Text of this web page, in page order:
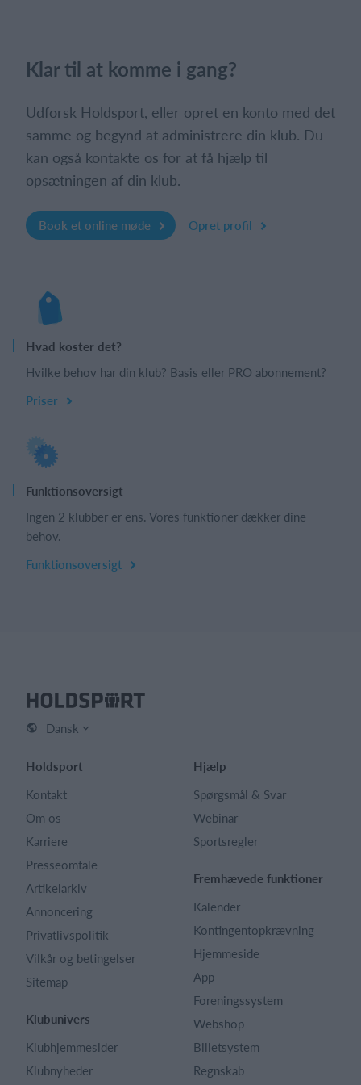
Klar til at komme i gang?
Udforsk Holdsport, eller opret en konto med det
samme og begynd at administrere din klub. Du
kan også kontakte os for at få hjælp til
opsætningen af din klub.
Book et online møde Opret profil
Hvad koster det?
Hvilke behov har din klub? Basis eller PRO abonnement?
Priser
Funktionsoversigt
Ingen 2 klubber er ens. Vores funktioner dækker dine
behov.
Funktionsoversigt
Dansk
Holdsport
Kontakt
Om os
Karriere
Presseomtale
Artikelarkiv
Annoncering
Privatlivspolitik
Vilkår og betingelser
Sitemap
Klubunivers
Klubhjemmesider
Klubnyheder
Hjælp
Spørgsmål & Svar
Webinar
Sportsregler
Fremhævede funktioner
Kalender
Kontingentopkrævning
Hjemmeside
App
Foreningssystem
Webshop
Billetsystem
Regnskab